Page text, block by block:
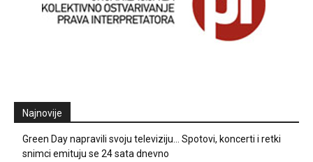
Najnovije
Green Day napravili svoju televiziju… Spotovi, koncerti i retki
snimci emituju se 24 sata dnevno